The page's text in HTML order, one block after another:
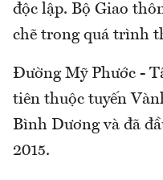
độc lập. Bộ Giao
chẽ trong quá trình
Đường Mỹ Phước -
tiên thuộc tuyến
Bình Dương và đã
2015.